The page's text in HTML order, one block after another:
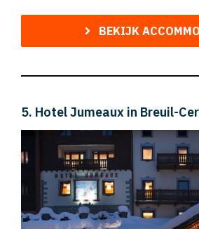
BEKIJK
5. Hotel Jumeaux in Breuil-